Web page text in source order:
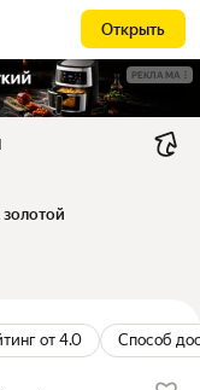
Открыть
РЕКЛАМА
от 4.0 Способ